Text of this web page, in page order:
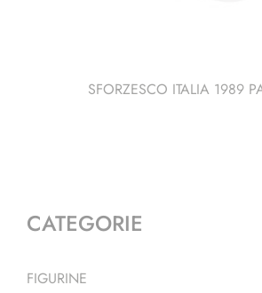
SFORZESCO ITALIA 1989
CATEGORIE
FIGURINE